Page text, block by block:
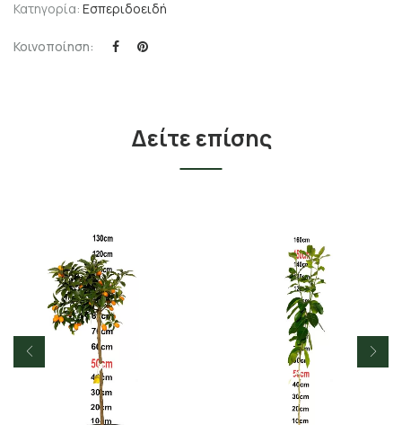
Κατηγορία: Εσπεριδοειδή
Κοινοποίηση:
Δείτε επίσης